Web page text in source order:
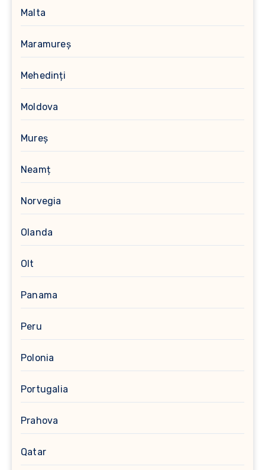
Malta
Maramureș
Mehedinți
Moldova
Mureș
Neamț
Norvegia
Olanda
Olt
Panama
Peru
Polonia
Portugalia
Prahova
Qatar